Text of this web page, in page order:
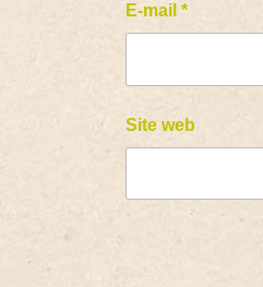
E-mail*
Site web